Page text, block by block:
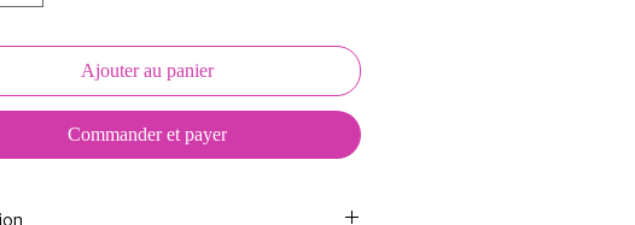
Ajouter au panier
Commander et payer